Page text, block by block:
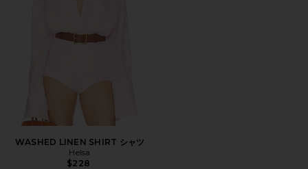
WASHED LINEN SHIRT シャツ
Helsa
$228